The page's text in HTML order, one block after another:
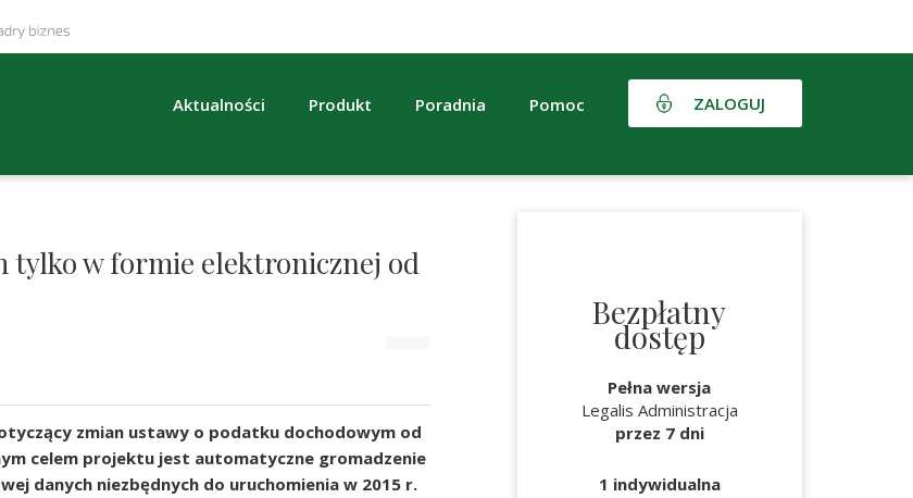
Aktualności Produkt Poradnia Pomoc ZALOGUJ
tylko w formie elektronicznej od
zmian ustawy o podatku dochodowym od
celem projektu jest automatyczne gromadzenie
danych niezbędnych do uruchomienia w 2015 r.
Bezpłatny
dostęp
Pełna wersja
Legalis Administracja
przez 7 dni
1 indywidualna